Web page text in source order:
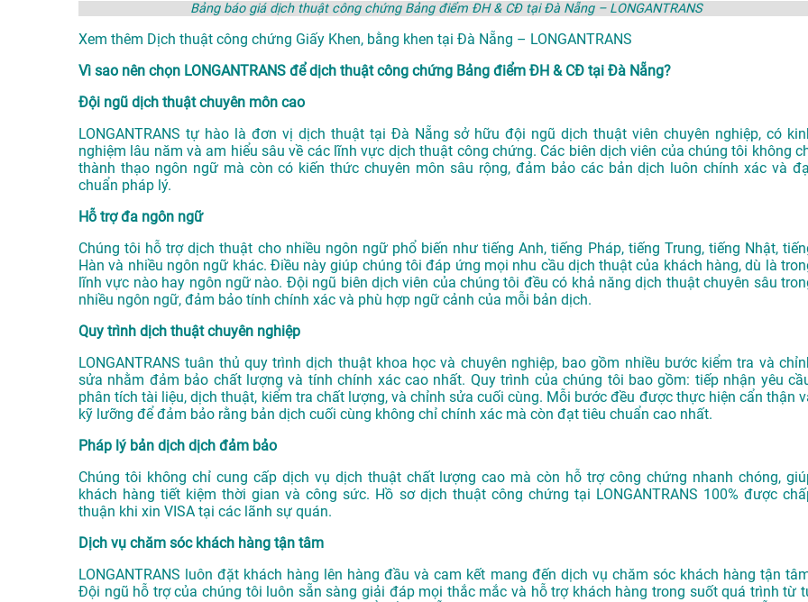
Bảng báo giá dịch thuật công chứng Bảng điểm ĐH & CĐ tại Đà Nẵng – LONGANTRANS
Xem thêm Dịch thuật công chứng Giấy Khen, bằng khen tại Đà Nẵng – LONGANTRANS
Vì sao nên chọn LONGANTRANS để dịch thuật công chứng Bảng điểm ĐH & CĐ tại Đà Nẵng?
Đội ngũ dịch thuật chuyên môn cao
LONGANTRANS tự hào là đơn vị dịch thuật tại Đà Nẵng sở hữu đội ngũ dịch thuật viên chuyên nghiệp, có
nghiệm lâu năm và am hiểu sâu về các lĩnh vực dịch thuật công chứng. Các biên dịch viên của chúng tôi không
thành thạo ngôn ngữ mà còn có kiến thức chuyên môn sâu rộng, đảm bảo các bản dịch luôn chính xác và
chuẩn pháp lý.
Hỗ trợ đa ngôn ngữ
Chúng tôi hỗ trợ dịch thuật cho nhiều ngôn ngữ phổ biến như tiếng Anh, tiếng Pháp, tiếng Trung, tiếng Nhật,
Hàn và nhiều ngôn ngữ khác. Điều này giúp chúng tôi đáp ứng mọi nhu cầu dịch thuật của khách hàng, dù là
lĩnh vực nào hay ngôn ngữ nào. Đội ngũ biên dịch viên của chúng tôi đều có khả năng dịch thuật chuyên sâu
nhiều ngôn ngữ, đảm bảo tính chính xác và phù hợp ngữ cảnh của mỗi bản dịch.
Quy trình dịch thuật chuyên nghiệp
LONGANTRANS tuân thủ quy trình dịch thuật khoa học và chuyên nghiệp, bao gồm nhiều bước kiểm tra và
sửa nhằm đảm bảo chất lượng và tính chính xác cao nhất. Quy trình của chúng tôi bao gồm: tiếp nhận yêu
phân tích tài liệu, dịch thuật, kiểm tra chất lượng, và chỉnh sửa cuối cùng. Mỗi bước đều được thực hiện cẩn thận
kỹ lưỡng để đảm bảo rằng bản dịch cuối cùng không chỉ chính xác mà còn đạt tiêu chuẩn cao nhất.
Pháp lý bản dịch dịch đảm bảo
Chúng tôi không chỉ cung cấp dịch vụ dịch thuật chất lượng cao mà còn hỗ trợ công chứng nhanh chóng,
khách hàng tiết kiệm thời gian và công sức. Hồ sơ dịch thuật công chứng tại LONGANTRANS 100% được
thuận khi xin VISA tại các lãnh sự quán.
Dịch vụ chăm sóc khách hàng tận tâm
LONGANTRANS luôn đặt khách hàng lên hàng đầu và cam kết mang đến dịch vụ chăm sóc khách hàng tận
Đội ngũ hỗ trợ của chúng tôi luôn sẵn sàng giải đáp mọi thắc mắc và hỗ trợ khách hàng trong suốt quá trình từ